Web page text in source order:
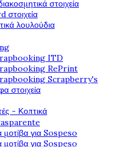
στοιχεία
στοιχεία
λουλούδια
ITD
RePrint
Scrapberry's
στοιχεία
- Κοπτικά
για Sospeso
για Sospeso